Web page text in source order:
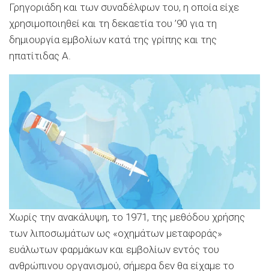
Γρηγοριάδη και των συναδέλφων του, η οποία είχε
χρησιμοποιηθεί και τη δεκαετία του ’90 για τη
δημιουργία εμβολίων κατά της γρίπης και της
ηπατίτιδας Α.
Χωρίς την ανακάλυψη, το 1971, της μεθόδου χρήσης
των λιποσωμάτων ως «οχημάτων μεταφοράς»
ευάλωτων φαρμάκων και εμβολίων εντός του
ανθρώπινου οργανισμού, σήμερα δεν θα είχαμε το